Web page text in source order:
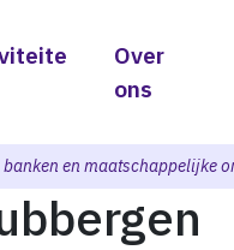
Over
ons
en maatschappelijke